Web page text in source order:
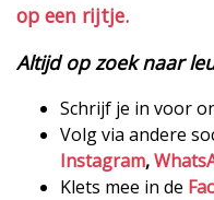
op een rijtje.
Altijd op zoek naar
Schrijf je in voor
Volg via andere
Instagram,
Klets mee in de